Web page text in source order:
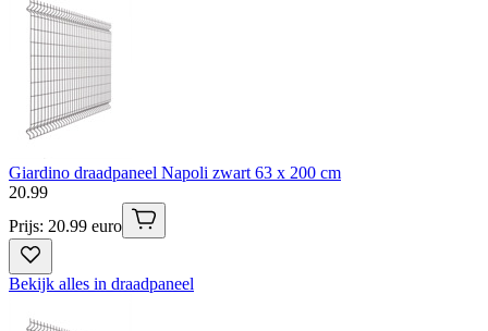
Giardino draadpaneel Napoli zwart 63 x 200 cm
20.99
Prijs: 20.99 euro
Bekijk alles in draadpaneel